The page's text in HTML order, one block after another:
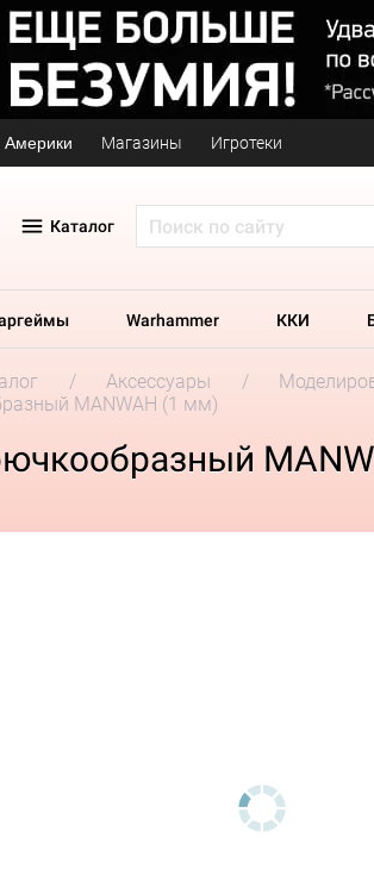
Магазины Игротеки
Каталог
Warhammer ККИ
Аксессуары
MANWAH (1 мм)